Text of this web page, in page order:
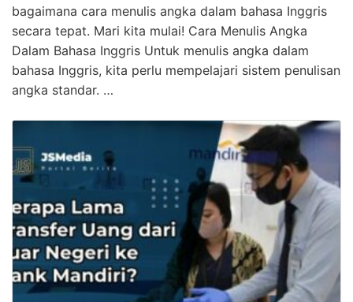
bagaimana cara menulis angka dalam bahasa Inggris
secara tepat. Mari kita mulai! Cara Menulis Angka
Dalam Bahasa Inggris Untuk menulis angka dalam
bahasa Inggris, kita perlu mempelajari sistem penulisan
angka standar. …